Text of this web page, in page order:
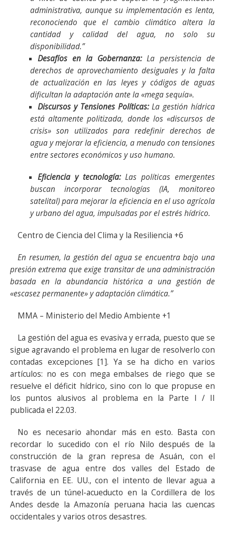
administrativa, aunque su implementación es lenta,
reconociendo que el cambio climático altera la
cantidad y calidad del agua, no solo su
disponibilidad.”
Desafíos en la Gobernanza:La persistencia de
derechos de aprovechamiento desiguales y la falta
de actualización en las leyes y códigos de aguas
dificultan la adaptación ante la «mega sequía».
Discursos y Tensiones Políticas:La gestión hídrica
está altamente politizada, donde los «discursos de
crisis» son utilizados para redefinir derechos de
agua y mejorar la eficiencia, a menudo con tensiones
entre sectores económicos y uso humano.
Eficiencia y tecnología:Las políticas emergentes
buscan incorporar tecnologías (IA, monitoreo
satelital) para mejorar la eficiencia en el uso agrícola
y urbano del agua, impulsadas por el estrés hídrico.
Centro de Ciencia del Clima y la Resiliencia +6
En resumen, la gestión del agua se encuentra bajo una
presión extrema que exige transitar de una administración
basada en la abundancia histórica a una gestión de
«escasez permanente» y adaptación climática.”
MMA – Ministerio del Medio Ambiente +1
La gestión del agua es evasiva y errada, puesto que se
sigue agravando el problema en lugar de resolverlo con
contadas excepciones [1]. Ya se ha dicho en varios
artículos: no es con mega embalses de riego que se
resuelve el déficit hídrico, sino con lo que propuse en
los puntos alusivos al problema en la Parte I / II
publicada el 22.03.
No es necesario ahondar más en esto. Basta con
recordar lo sucedido con el río Nilo después de la
construcción de la gran represa de Asuán, con el
trasvase de agua entre dos valles del Estado de
California en EE. UU., con el intento de llevar agua a
través de un túnel-acueducto en la Cordillera de los
Andes desde la Amazonía peruana hacia las cuencas
occidentales y varios otros desastres.